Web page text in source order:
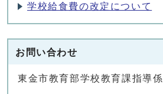
学校給食費の改定について
お問い合わせ
東金市教育部学校教育課指導係